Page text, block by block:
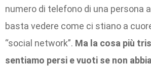
numero di telefono di una persona
basta vedere come ci stiano a
“social network”. Ma la cosa più
sentiamo persi e vuoti se non